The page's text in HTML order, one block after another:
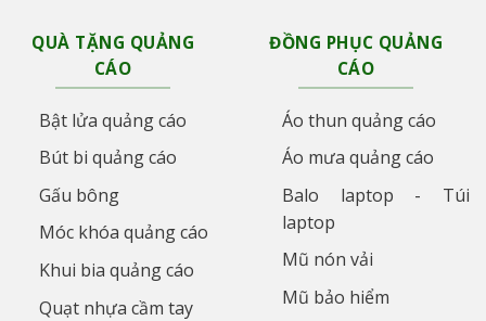
QUÀ TẶNG QUẢNG
CÁO
Bật lửa quảng cáo
Bút bi quảng cáo
Gấu bông
Móc khóa quảng cáo
Khui bia quảng cáo
Quạt nhựa cầm tay
ĐỒNG PHỤC QUẢNG
CÁO
Áo thun quảng cáo
Áo mưa quảng cáo
Balo laptop - Túi
laptop
Mũ nón vải
Mũ bảo hiểm